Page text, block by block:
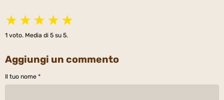
★ ★ ★ ★ ★
1 voto. Media di 5 su 5.
Aggiungi un commento
Il tuo nome